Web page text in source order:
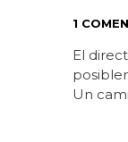
1
El
Un